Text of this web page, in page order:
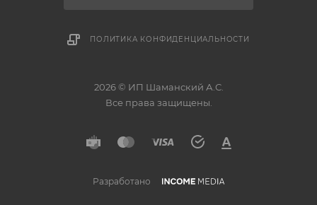
ПОЛИТИКА КОНФИДЕНЦИАЛЬНОСТИ
2026 © ИП Шаманский А.С.
Все права защищены.
Разработано